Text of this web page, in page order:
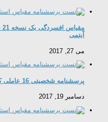
آیتمی
می 27, 2017
پرسشنامه شخصیتی 16 عاملی کتل ، به همراه نرم افزار نمره گذاری
دسامبر 19, 2017